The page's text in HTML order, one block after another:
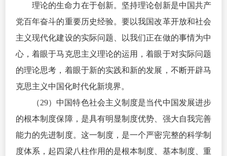
理论的生命力在于创新。坚持理论创新是中国共产
党百年奋斗的重要历史经验。要以我国改革开放和社会
主义现代化建设的实际问题、以我们正在做的事情为中
心，着眼于马克思主义理论的运用，着眼于对实际问题
的理论思考，着眼于新的实践和新的发展，不断开辟马
克思主义中国化时代化新境界。
（29）中国特色社会主义制度是当代中国发展进步
的根本制度保障，是具有明显制度优势、强大自我完善
能力的先进制度。这一制度，是一个严密完整的科学制
度体系，起四梁八柱作用的是根本制度、基本制度、重